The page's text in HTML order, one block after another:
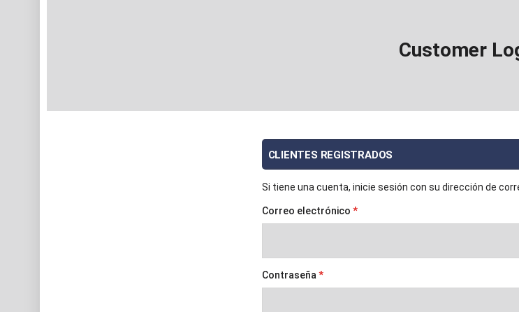
Customer
CLIENTES REGISTRADOS
Si tiene una cuenta, inicie sesión con su dirección de
Correo electrónico
Contraseña